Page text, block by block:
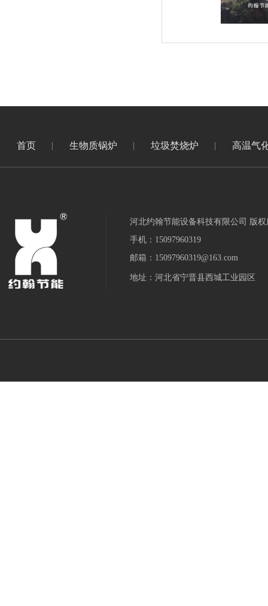
首页 生物质锅炉 垃圾焚烧炉 高温气
河北约翰节能设备科技有限公司 版权
手机：15097960319
邮箱：15097960319@163.com
地址：河北省宁晋县西城工业园区